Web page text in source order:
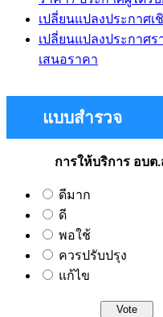
เปลี่ยนแปลงประกาศ
เปลี่ยนแปลงประกาศ
เสนอราคา
แบบสำรวจ
การให้บริการ อบต
ดีมาก
ดี
พอใช้
ควรปรับปรุง
แก้ไข